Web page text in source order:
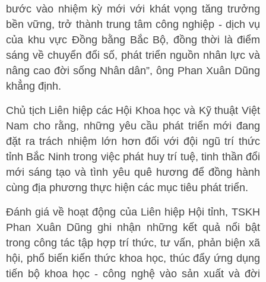
bước vào nhiệm kỳ mới với khát vọng tăng trưởng
bền vững, trở thành trung tâm công nghiệp - dịch vụ
của khu vực Đồng bằng Bắc Bộ, đồng thời là điểm
sáng về chuyển đổi số, phát triển nguồn nhân lực và
nâng cao đời sống Nhân dân”, ông Phan Xuân Dũng
khẳng định.
Chủ tịch Liên hiệp các Hội Khoa học và Kỹ thuật Việt
Nam cho rằng, những yêu cầu phát triển mới đang
đặt ra trách nhiệm lớn hơn đối với đội ngũ trí thức
tỉnh Bắc Ninh trong việc phát huy trí tuệ, tinh thần đổi
mới sáng tạo và tình yêu quê hương để đồng hành
cùng địa phương thực hiện các mục tiêu phát triển.
Đánh giá về hoạt động của Liên hiệp Hội tỉnh, TSKH
Phan Xuân Dũng ghi nhận những kết quả nổi bật
trong công tác tập hợp trí thức, tư vấn, phản biện xã
hội, phổ biến kiến thức khoa học, thúc đẩy ứng dụng
tiến bộ khoa học - công nghệ vào sản xuất và đời